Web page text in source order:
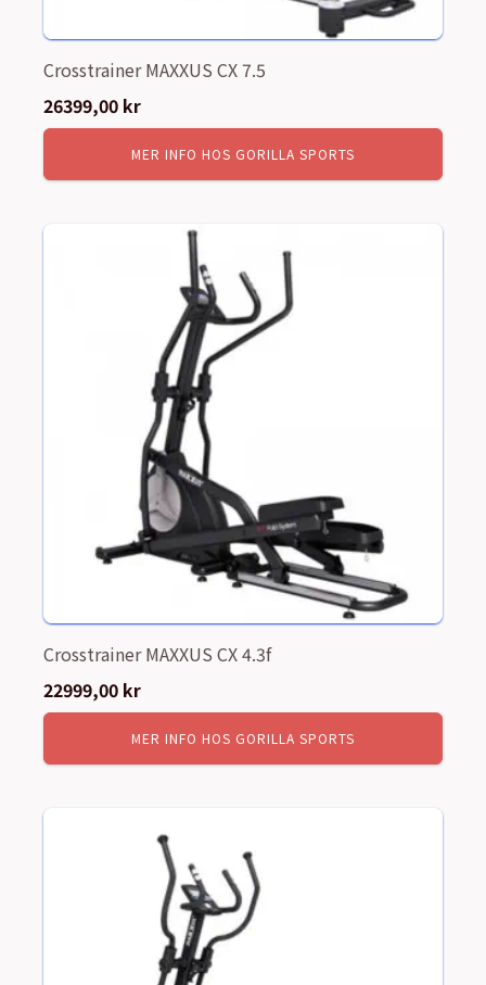
Crosstrainer MAXXUS CX 7.5
26399,00 kr
MER INFO HOS GORILLA SPORTS
Crosstrainer MAXXUS CX 4.3f
22999,00 kr
MER INFO HOS GORILLA SPORTS